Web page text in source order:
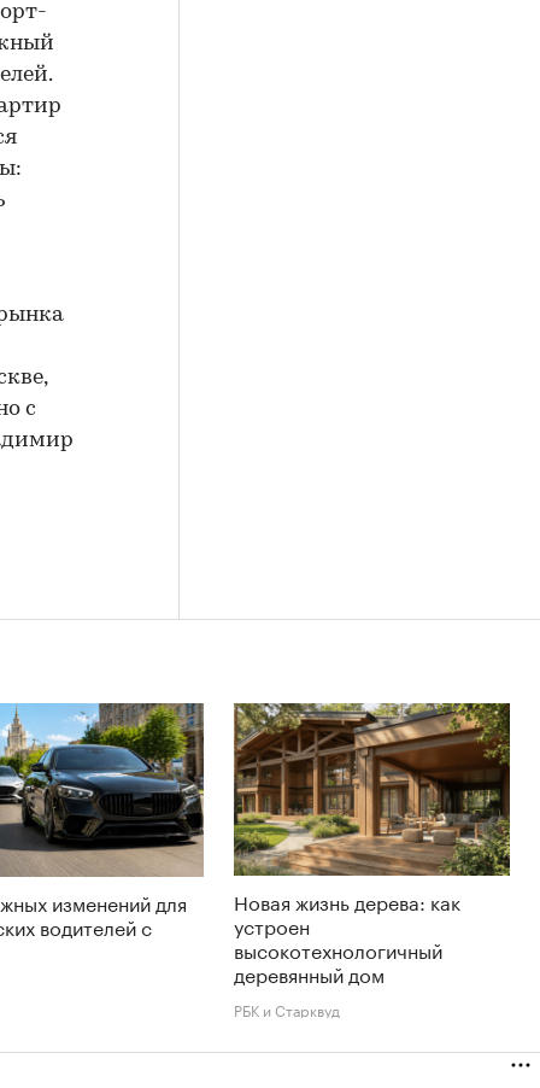
с
изменений для
водителей с
Новая жизнь дерева: как
устроен
высокотехнологичный
деревянный дом
РБК и Старквуд